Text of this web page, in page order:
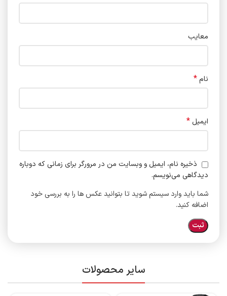
معایب
نام*
ایمیل *
ذخیره نام، ایمیل و وبسایت من در مرورگر برای زمانی که دوباره
دیدگاهی می‌نویسم.
شما باید وارد سیستم شوید تا بتوانید عکس ها را به بررسی خود
اضافه کنید.
سایر محصولات